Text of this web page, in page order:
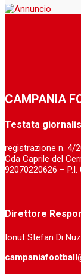
CAMPANIA
Testata
registrazione n. 4/
Cda Caprile del
92070220626 – P.I.
Direttore
Ionut Stefan Di